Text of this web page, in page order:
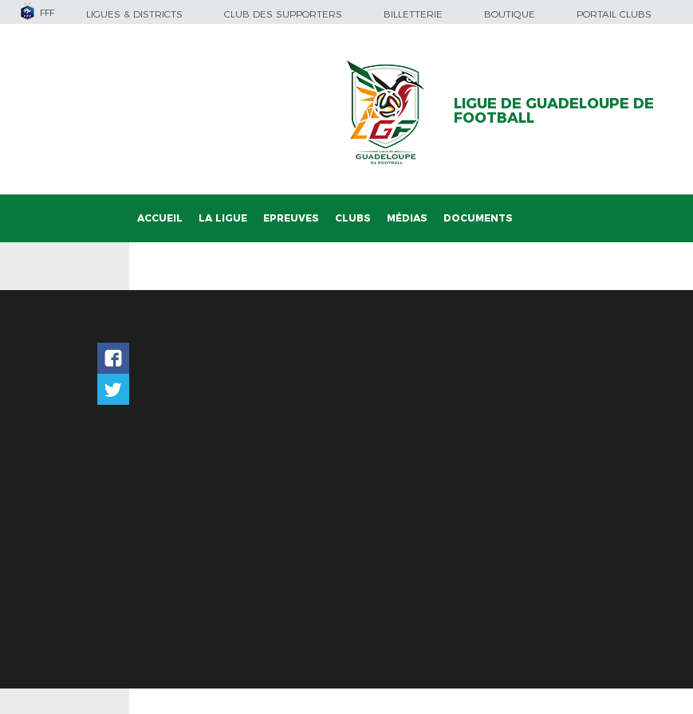
FFF LIGUES & DISTRICTS CLUB DES SUPPORTERS BILLETTERIE BOUTIQUE PORTAIL CLUBS
LIGUE DE GUADELOUPE DE
FOOTBALL
ACCUEIL LA LIGUE EPREUVES CLUBS MÉDIAS DOCUMENTS